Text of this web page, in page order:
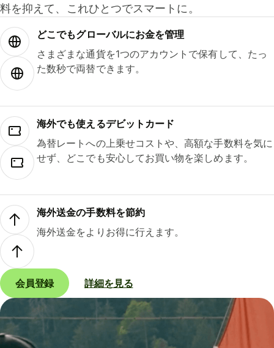
料を抑えて、これひとつでスマートに。
どこでもグ⁠ロ⁠ー⁠バ⁠ルにお金を管理
さまざまな通貨を1つのアカウントで保有して、たっ
た数秒で両替できます。
海外でも使えるデビットカード
為替レートへの上乗せコストや、高額な手数料を気に
せず、どこでも安心してお買い物を楽しめます。
海外送金の手数料を節約
海外送金をよりお得に行えます。
会員登録 詳細を見る